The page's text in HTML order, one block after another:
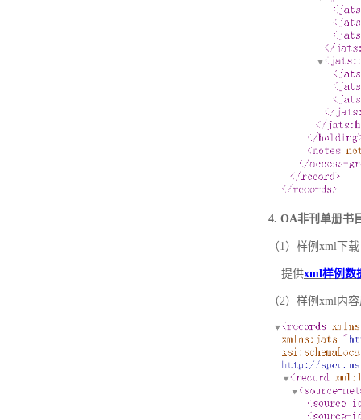
4. OA非刊单册书
（1）样例xml下载
提供xml样例数
（2）样例xml内